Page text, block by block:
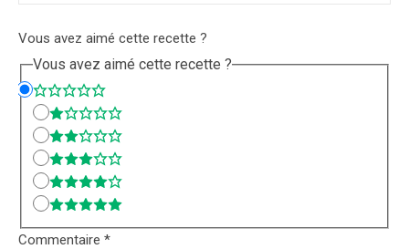
Vous avez aimé cette recette ?
Vous avez aimé cette recette ?
Commentaire *